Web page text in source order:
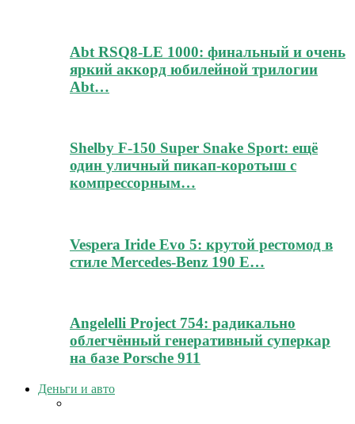
Abt RSQ8-LE 1000: финальный и очень
яркий аккорд юбилейной трилогии
Abt…
Shelby F-150 Super Snake Sport: ещё
один уличный пикап-коротыш с
компрессорным…
Vespera Iride Evo 5: крутой рестомод в
стиле Mercedes-Benz 190 E…
Angelelli Project 754: радикально
облегчённый генеративный суперкар
на базе Porsche 911
Деньги и авто